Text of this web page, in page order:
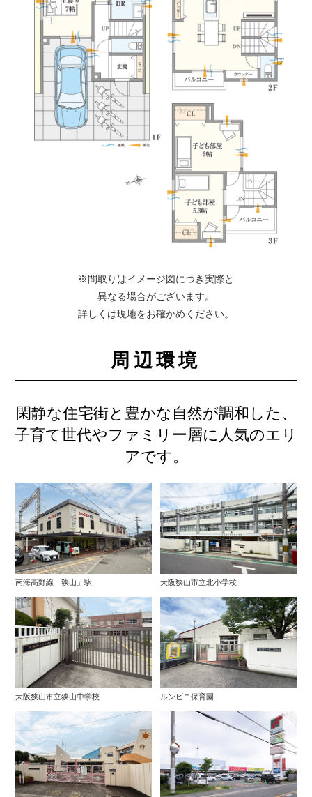
※間取りはイメージ図につき実際と
異なる場合がございます。
詳しくは現地をお確かめください。
周辺環境
閑静な住宅街と豊かな自然が調和した、
子育て世代やファミリー層に人気のエリ
アです。
南海高野線「狭山」駅 大阪狭山市立北小学校
大阪狭山市立狭山中学校 ルンビニ保育園